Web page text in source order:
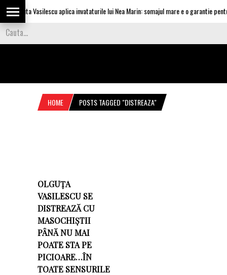
Olguta Vasilescu aplica invataturile lui Nea Marin: somajul mare e o garantie
HOME POSTS TAGGED "DISTREAZA"
OLGUȚA
VASILESCU SE
DISTREAZĂ CU
MASOCHIȘTII
PÂNĂ NU MAI
POATE STA PE
PICIOARE…ÎN
TOATE SENSURILE